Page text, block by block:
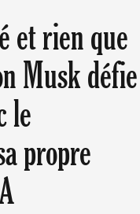
et rien que
Musk défie
le
propre